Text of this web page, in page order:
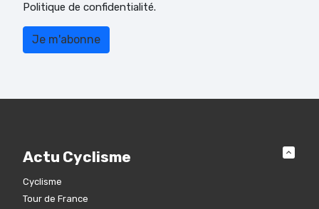
Politique de confidentialité.
Actu Cyclisme
Cyclisme
Tour de France